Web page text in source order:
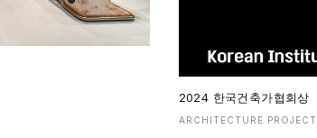
2024 한국건축가협회상
ARCHITECTURE PROJECT